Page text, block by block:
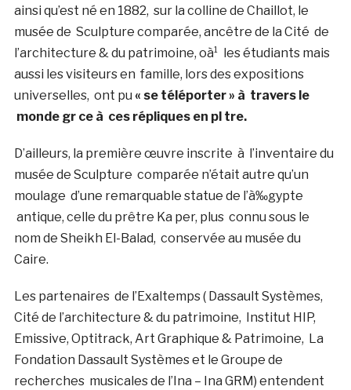
ainsi qu’est né en 1882, sur la colline de Chaillot, le
musée de Sculpture comparée, ancêtre de la Cité de
l’architecture & du patrimoine, oà¹ les étudiants mais
aussi les visiteurs en famille, lors des expositions
universelles, ont pu « se téléporter » à travers le
monde gr ce à ces répliques en pl tre.
D’ailleurs, la première œuvre inscrite à l’inventaire du
musée de Sculpture comparée n’était autre qu’un
moulage d’une remarquable statue de l’à‰gypte
antique, celle du prêtre Ka per, plus connu sous le
nom de Sheikh El-Balad, conservée au musée du
Caire.
Les partenaires de l’Exaltemps ( Dassault Systèmes,
Cité de l’architecture & du patrimoine, Institut HIP,
Emissive, Optitrack, Art Graphique & Patrimoine, La
Fondation Dassault Systèmes et le Groupe de
recherches musicales de l’Ina – Ina GRM) entendent